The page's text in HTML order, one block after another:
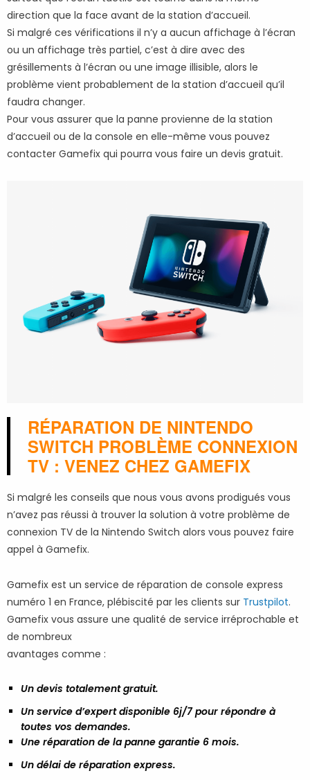
direction que la face avant de la station d’accueil.
Si malgré ces vérifications il n’y a aucun affichage à l’écran
ou un affichage très partiel, c’est à dire avec des
grésillements à l’écran ou une image illisible, alors le
problème vient probablement de la station d’accueil qu’il
faudra changer.
Pour vous assurer que la panne provienne de la station
d’accueil ou de la console en elle-même vous pouvez
contacter Gamefix qui pourra vous faire un devis gratuit.
RÉPARATION DE NINTENDO
SWITCH PROBLÈME CONNEXION
TV : VENEZ CHEZ GAMEFIX
Si malgré les conseils que nous vous avons prodigués vous
n’avez pas réussi à trouver la solution à votre problème de
connexion TV de la Nintendo Switch alors vous pouvez faire
appel à Gamefix.
Gamefix est un service de réparation de console express
numéro 1 en France, plébiscité par les clients sur Trustpilot.
Gamefix vous assure une qualité de service irréprochable et
de nombreux
avantages comme :
Un devis totalement gratuit.
Un service d’expert disponible 6j/7 pour répondre à
toutes vos demandes.
Une réparation de la panne garantie 6 mois.
Un délai de réparation express.